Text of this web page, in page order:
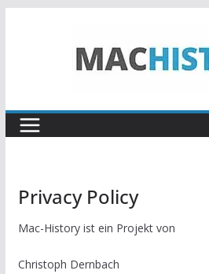
Privacy Policy
Mac-History ist ein Projekt von
Christoph Dernbach